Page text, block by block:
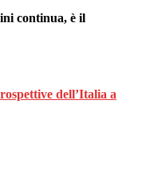
continua, è il
dell’Italia a